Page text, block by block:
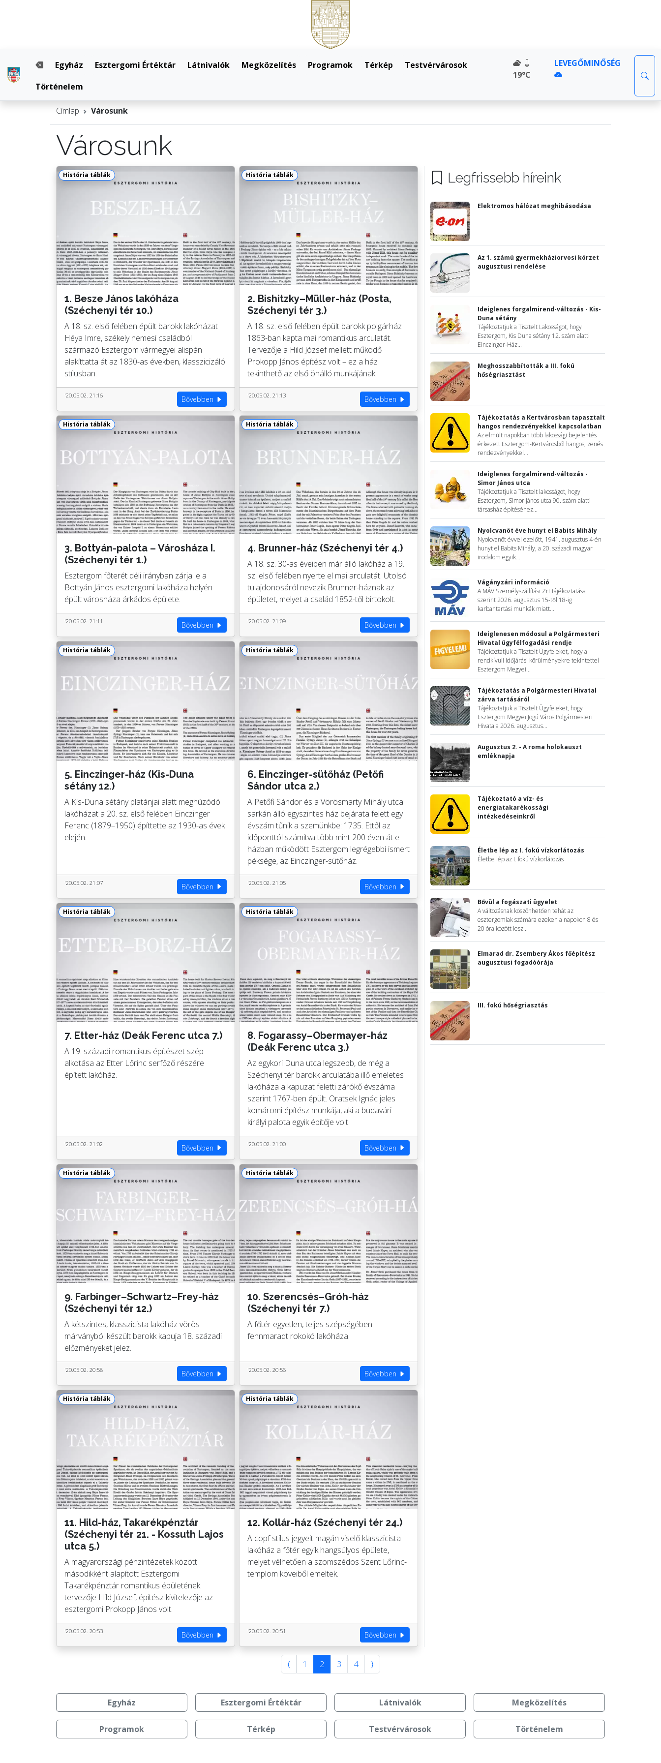
Egyház Esztergomi Értéktár Látnivalók Megközelítés Programok Térkép
Testvérvárosok
Történelem
19°C
LEVEGŐMINŐSÉG
Címlap Városunk
Városunk
História táblák
1. Besze János lakóháza
(Széchenyi tér 10.)
A 18. sz. első felében épült barokk lakóházat
Héya Imre, székely nemesi családból
származó Esztergom vármegyei alispán
alakíttatta át az 1830-as években, klasszicizáló
stílusban.
'20.05.02. 21:16 Bővebben
História táblák
2. Bishitzky–Müller-ház (Posta,
Széchenyi tér 3.)
A 18. sz. első felében épült barokk polgárház
1863-ban kapta mai romantikus arculatát.
Tervezője a Hild József mellett működő
Prokopp János építész volt – ez a ház
tekinthető az első önálló munkájának.
'20.05.02. 21:13 Bővebben
História táblák
3. Bottyán-palota – Városháza I.
(Széchenyi tér 1.)
Esztergom főterét déli irányban zárja le a
Bottyán János esztergomi lakóháza helyén
épült városháza árkádos épülete.
'20.05.02. 21:11 Bővebben
História táblák
4. Brunner-ház (Széchenyi tér 4.)
A 18. sz. 30-as éveiben már álló lakóház a 19.
sz. első felében nyerte el mai arculatát. Utolsó
tulajdonosáról nevezik Brunner-háznak az
épületet, melyet a család 1852-től birtokolt.
'20.05.02. 21:09 Bővebben
História táblák
5. Einczinger-ház (Kis-Duna
sétány 12.)
A Kis-Duna sétány platánjai alatt meghúzódó
lakóházat a 20. sz. első felében Einczinger
Ferenc (1879–1950) építtette az 1930-as évek
elején.
'20.05.02. 21:07 Bővebben
História táblák
6. Einczinger-sütőház (Petőfi
Sándor utca 2.)
A Petőfi Sándor és a Vörösmarty Mihály utca
sarkán álló egyszintes ház bejárata felett egy
évszám tűnik a szemünkbe: 1735. Ettől az
időponttól számítva több mint 200 éven át e
házban működött Esztergom legrégebbi ismert
péksége, az Einczinger-sütőház.
'20.05.02. 21:05 Bővebben
História táblák
7. Etter-ház (Deák Ferenc utca 7.)
A 19. századi romantikus építészet szép
alkotása az Etter Lőrinc serfőző részére
épített lakóház.
'20.05.02. 21:02 Bővebben
História táblák
8. Fogarassy–Obermayer-ház
(Deák Ferenc utca 3.)
Az egykori Duna utca legszebb, de még a
Széchenyi tér barokk arculatába illő emeletes
lakóháza a kapuzat feletti zárókő évszáma
szerint 1767-ben épült. Oratsek Ignác jeles
komáromi építész munkája, aki a budavári
királyi palota egyik építője volt.
'20.05.02. 21:00 Bővebben
História táblák
9. Farbinger–Schwartz–Frey-ház
(Széchenyi tér 12.)
A kétszintes, klasszicista lakóház vörös
márványból készült barokk kapuja 18. századi
előzményeket jelez.
'20.05.02. 20:58 Bővebben
História táblák
10. Szerencsés–Gróh-ház
(Széchenyi tér 7.)
A főtér egyetlen, teljes szépségében
fennmaradt rokokó lakóháza.
'20.05.02. 20:56 Bővebben
História táblák
11. Hild-ház, Takarékpénztár
(Széchenyi tér 21. - Kossuth Lajos
utca 5.)
A magyarországi pénzintézetek között
másodikként alapított Esztergomi
Takarékpénztár romantikus épületének
tervezője Hild József, építész kivitelezője az
esztergomi Prokopp János volt.
'20.05.02. 20:53 Bővebben
História táblák
12. Kollár-ház (Széchenyi tér 24.)
A copf stílus jegyeit magán viselő klasszicista
lakóház a főtér egyik hangsúlyos épülete,
melyet vélhetően a szomszédos Szent Lőrinc-
templom köveiből emeltek.
'20.05.02. 20:51 Bővebben
Legfrissebb híreink
Elektromos hálózat meghibásodása
Az 1. számú gyermekháziorvosi körzet
augusztusi rendelése
Ideiglenes forgalmirend-változás - Kis-
Duna sétány
Tájékoztatjuk a Tisztelt Lakosságot, hogy
Esztergom, Kis Duna sétány 12. szám alatti
Einczinger-Ház...
Meghosszabbították a III. fokú
hőségriasztást
Tájékoztatás a Kertvárosban tapasztalt
hangos rendezvényekkel kapcsolatban
Az elmúlt napokban több lakossági bejelentés
érkezett Esztergom-Kertvárosból hangos, zenés
rendezvényekkel...
Ideiglenes forgalmirend-változás -
Simor János utca
Tájékoztatjuk a Tisztelt lakosságot, hogy
Esztergom, Simor János utca 90. szám alatti
társasház építéséhez...
Nyolcvanöt éve hunyt el Babits Mihály
Nyolcvanöt évvel ezelőtt, 1941. augusztus 4-én
hunyt el Babits Mihály, a 20. századi magyar
irodalom egyik...
Vágányzári információ
A MÁV Személyszállítási Zrt tájékoztatása
szerint 2026. augusztus 15-től 18-ig
karbantartási munkák miatt...
Ideiglenesen módosul a Polgármesteri
Hivatal ügyfélfogadási rendje
Tájékoztatjuk a Tisztelt Ügyfeleket, hogy a
rendkívüli időjárási körülményekre tekintettel
Esztergom Megyei...
Tájékoztatás a Polgármesteri Hivatal
zárva tartásáról
Tájékoztatjuk a Tisztelt Ügyfeleket, hogy
Esztergom Megyei Jogú Város Polgármesteri
Hivatala 2026. augusztus...
Augusztus 2. - A roma holokauszt
emléknapja
Tájékoztató a víz- és
energiatakarékossági
intézkedéseinkről
Életbe lép az I. fokú vízkorlátozás
Életbe lép az I. fokú vízkorlátozás
Bővül a fogászati ügyelet
A változásnak köszönhetően tehát az
esztergomiak számára ezeken a napokon 8 és
20 óra között lesz...
Elmarad dr. Zsembery Ákos főépítész
augusztusi fogadóórája
III. fokú hőségriasztás
⟨ 1 2 3 4 ⟩
Egyház Esztergomi Értéktár Látnivalók Megközelítés
Programok Térkép Testvérvárosok Történelem